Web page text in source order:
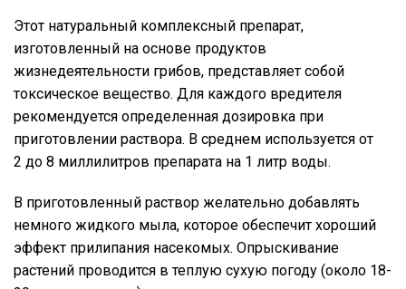
Этот натуральный комплексный препарат,
изготовленный на основе продуктов
жизнедеятельности грибов, представляет собой
токсическое вещество. Для каждого вредителя
рекомендуется определенная дозировка при
приготовлении раствора. В среднем используется от
2 до 8 миллилитров препарата на 1 литр воды.
В приготовленный раствор желательно добавлять
немного жидкого мыла, которое обеспечит хороший
эффект прилипания насекомых. Опрыскивание
растений проводится в теплую сухую погоду (около 18-